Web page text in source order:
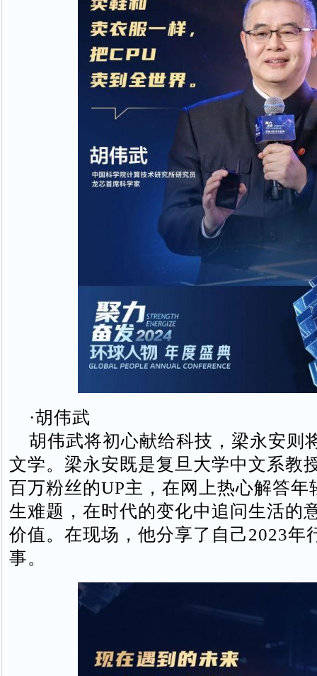
·胡伟武
胡伟武将初心献给科技，梁永安则
文学。梁永安既是复旦大学中文系教
百万粉丝的UP主，在网上热心解答年
生难题，在时代的变化中追问生活的
价值。在现场，他分享了自己2023年
事。